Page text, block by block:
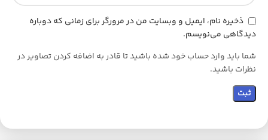
ذخیره نام، ایمیل و وبسایت من در مرورگر برای زمانی که دوباره
دیدگاهی می‌نویسم.
شما باید وارد حساب خود شده باشید تا قادر به اضافه کردن تصاویر در
نظرات باشید.